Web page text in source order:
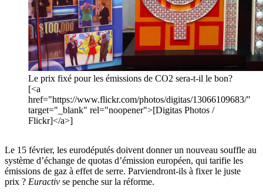
Le prix fixé pour les émissions de CO2 sera-t-il le bon?
[<a
href="https://www.flickr.com/photos/digitas/13066109683/"
target="_blank" rel="noopener">[Digitas Photos /
Flickr]</a>]
Le 15 février, les eurodéputés doivent donner un nouveau souffle au
système d’échange de quotas d’émission européen, qui tarifie les
émissions de gaz à effet de serre. Parviendront-ils à fixer le juste
prix ? Euractiv se penche sur la réforme.